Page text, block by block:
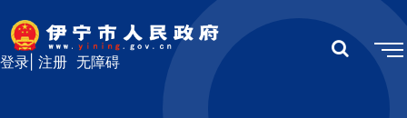
无障碍
登录 注册